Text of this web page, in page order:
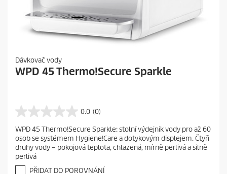
Dávkovač vody
WPD 45 Thermo!Secure Sparkle
0.0 (0)
0
.
0
z
5
h
WPD 45 Thermo!Secure Sparkle: stolní výdejník vody pro až 60
osob se systémem Hygiene!Care a dotykovým displejem. Čtyři
druhy vody – pokojová teplota, chlazená, mírně perlivá a silně
perlivá
PŘIDAT DO POROVNÁNÍ